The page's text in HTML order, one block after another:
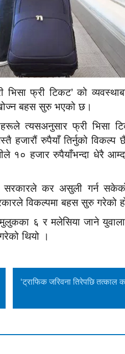
भिसा फ्री टिकट’ को
बहस सुरु भएको छ।
त्यसअनुसार फ्री भिसा
हजारौं रुपैयाँ तिर्नुको विकल्प
१० हजार रुपैयाँभन्दा धेरै
सरकारले कर असुली गर्न
विकल्पमा बहस सुरु गरेको
६ र मलेसिया जाने
थियो ।
‘ट्राफिक जरिवना तिरेपछि तत्काल